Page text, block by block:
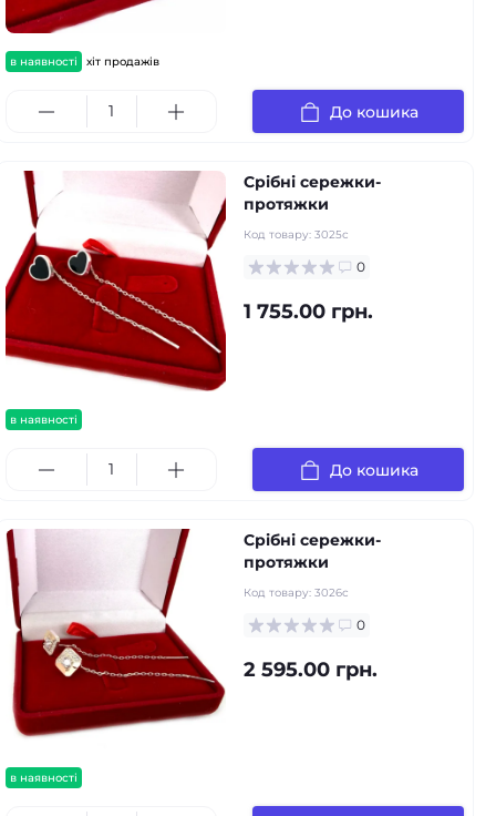
в наявності хіт продажів
До кошика
в наявності
Срібні сережки-
протяжки
Код товару: 3025с
0
1 755.00 грн.
До кошика
в наявності
Срібні сережки-
протяжки
Код товару: 3026с
0
2 595.00 грн.